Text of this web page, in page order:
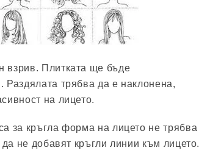
взрив. Плитката ще бъде
Раздялата трябва да е наклонена,
на лицето.
за кръгла форма на лицето не трябва
не добавят кръгли линии към лицето.